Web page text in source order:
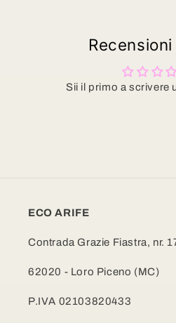
Sii il primo a scrivere
ECO ARIFE
Contrada Grazie Fiastra, nr.
62020 - Loro Piceno (MC)
P.IVA 02103820433